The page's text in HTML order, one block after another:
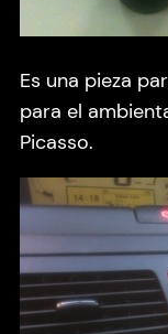
Es una pieza
para el
Picasso.